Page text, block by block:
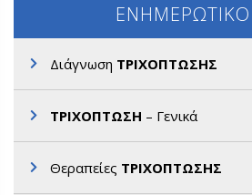
ΕΝΗΜΕΡΩΤΙΚΟ
Διάγνωση ΤΡΙΧΟΠΤΩΣΗΣ
ΤΡΙΧΟΠΤΩΣΗ – Γενικά
Θεραπείες ΤΡΙΧΟΠΤΩΣΗΣ